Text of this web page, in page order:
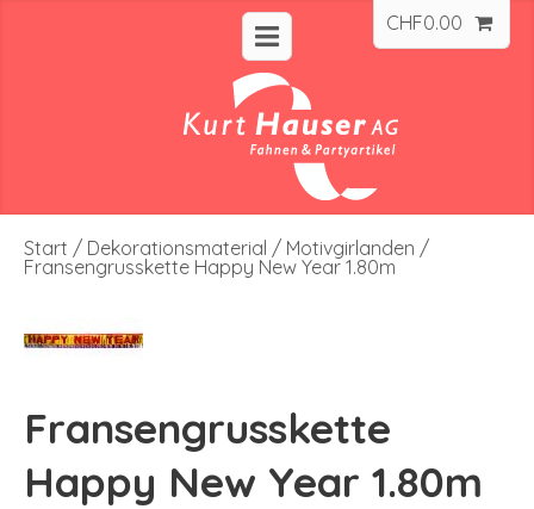
CHF0.00
Start / Dekorationsmaterial / Motivgirlanden /
Fransengrusskette Happy New Year 1.80m
Fransengrusskette
Happy New Year 1.80m